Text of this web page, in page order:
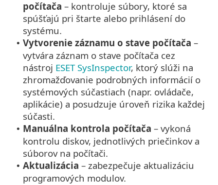
počítača – kontroluje súbory, ktoré sa
spúšťajú pri štarte alebo prihlásení do
systému.
• Vytvorenie záznamu o stave počítača –
vytvára záznam o stave počítača cez
nástroj ESET SysInspector, ktorý slúži na
zhromažďovanie podrobných informácií o
systémových súčastiach (napr. ovládače,
aplikácie) a posudzuje úroveň rizika každej
súčasti.
• Manuálna kontrola počítača – vykoná
kontrolu diskov, jednotlivých priečinkov a
súborov na počítači.
• Aktualizácia – zabezpečuje aktualizáciu
programových modulov.